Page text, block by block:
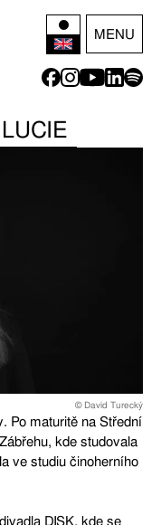
MENU
© David Turecký
Po maturitě na Střední
kde studovala
ve studiu činoherního